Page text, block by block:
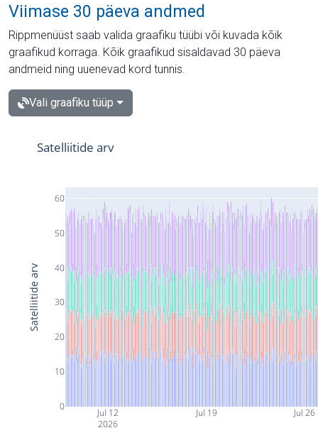
Viimase 30 päeva andmed
Rippmenüüst saab valida graafiku tüübi või kuvada kõik
graafikud korraga. Kõik graafikud sisaldavad 30 päeva
andmeid ning uuenevad kord tunnis.
Vali graafiku tüüp
Jul 12
2026
Jul 19 Jul 26
0
10
20
30
40
50
60
Satelliitide arv
Satelliitide arv